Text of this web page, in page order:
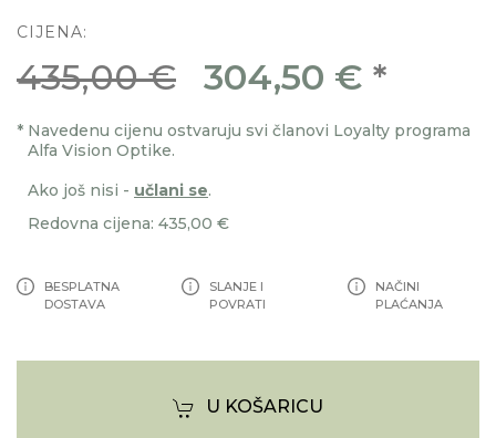
CIJENA:
435,00 € 304,50 € *
* Navedenu cijenu ostvaruju svi članovi Loyalty programa
Alfa Vision Optike.
Ako još nisi - učlani se.
Redovna cijena: 435,00 €
BESPLATNA
DOSTAVA
SLANJE I
POVRATI
NAČINI
PLAĆANJA
U KOŠARICU